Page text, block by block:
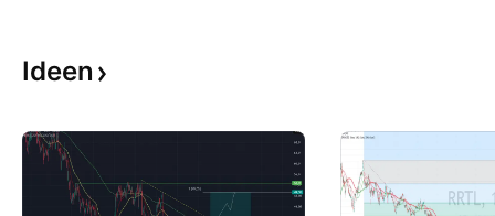
Ideen